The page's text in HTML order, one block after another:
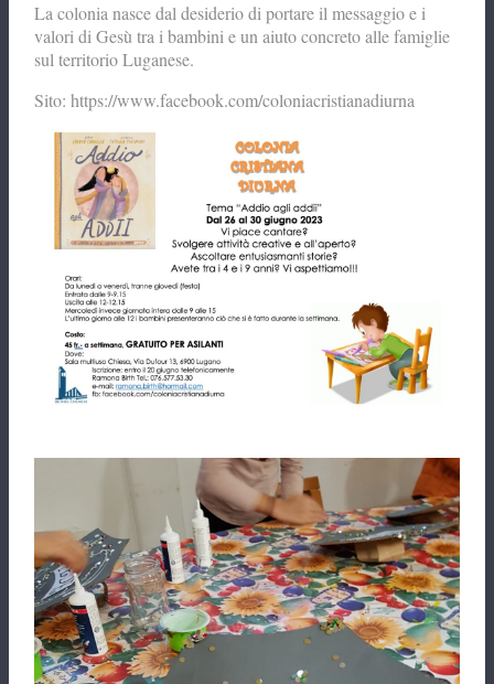
La colonia nasce dal desiderio di portare il messaggio e i
valori di Gesù tra i bambini e un aiuto concreto alle famiglie
sul territorio Luganese.
Sito: https://www.facebook.com/coloniacristianadiurna